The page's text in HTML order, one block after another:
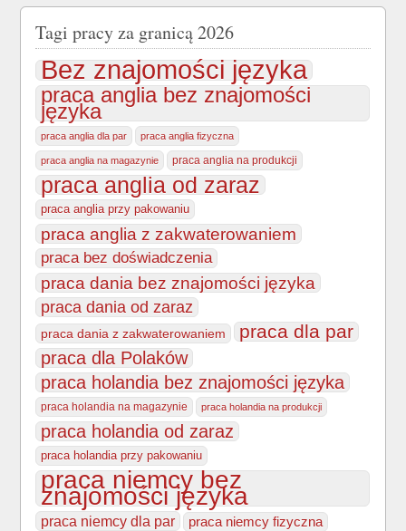
Tagi pracy za granicą 2026
Bez znajomości języka
praca anglia bez znajomości
języka
praca anglia dla par praca anglia fizyczna
praca anglia na magazynie praca anglia na produkcji
praca anglia od zaraz
praca anglia przy pakowaniu
praca anglia z zakwaterowaniem
praca bez doświadczenia
praca dania bez znajomości języka
praca dania od zaraz
praca dania z zakwaterowaniem praca dla par
praca dla Polaków
praca holandia bez znajomości języka
praca holandia na magazynie praca holandia na produkcji
praca holandia od zaraz
praca holandia przy pakowaniu
praca niemcy bez
znajomości języka
praca niemcy dla par praca niemcy fizyczna